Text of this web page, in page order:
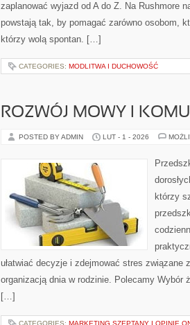
zaplanować wyjazd od A do Z. Na Rushmore
powstają tak, by pomagać zarówno osobom,
którzy wolą spontan. […]
CATEGORIES: MODLITWA I DUCHOWOŚĆ
ROZWÓJ MOWY I
POSTED BY ADMIN LUT - 1 - 2026
którzy
ułatwiać decyzje i zdejmować stres związane
organizacją dnia w rodzinie. Polecamy Wybór
[…]
CATEGORIES: MARKETING SZEPTANY I OPINIE